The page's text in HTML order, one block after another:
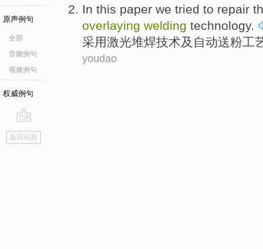
原声例句
全部
音频例句
视频例句
权威例句
go
top
返回词典
In this paper we tried to repair
overlaying welding technology.
采用激光堆焊技术及自动送粉工
youdao